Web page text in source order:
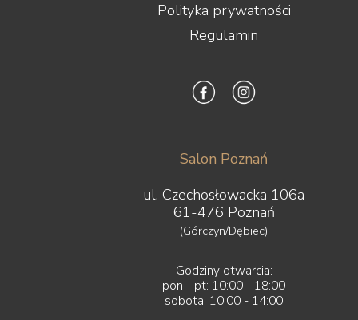
Polityka prywatności
Regulamin
Salon Poznań
ul. Czechosłowacka 106a
61-476 Poznań
(Górczyn/Dębiec)
Godziny otwarcia:
pon - pt: 10:00 - 18:00
sobota: 10:00 - 14:00